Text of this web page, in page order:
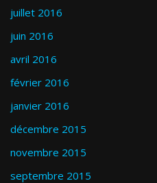
juillet 2016
juin 2016
avril 2016
février 2016
janvier 2016
décembre 2015
novembre 2015
septembre 2015